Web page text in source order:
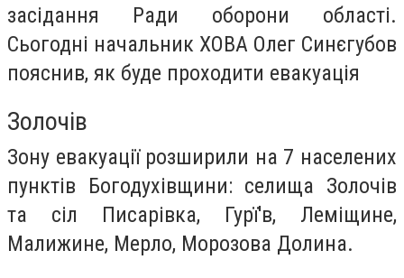
засідання Ради оборони області.
Сьогодні начальник ХОВА Олег Синєгубов
пояснив, як буде проходити евакуація
Золочів
Зону евакуації розширили на 7 населених
пунктів Богодухівщини: селища Золочів
та сіл Писарівка, Гурї'в, Леміщине,
Малижине, Мерло, Морозова Долина.